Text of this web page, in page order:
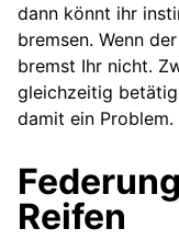
dann könnt ihr
bremsen. Wenn
bremst Ihr nicht.
gleichzeitig
damit ein Problem.
Reifen